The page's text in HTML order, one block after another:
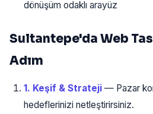
dönüşüm odaklı arayüz
Sultantepe'da Web
Adım
1. Keşif & Strateji — Pazar
hedeflerinizi netleştirirsiniz.